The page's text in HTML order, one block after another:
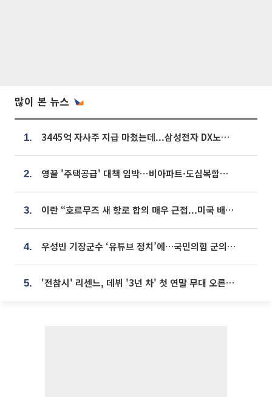
많이 본 뉴스
1. 3445억 자사주 지급 마쳤는데...삼성전자 DX노조, 뒤늦은 '떼쓰기 집회'
2. 영끌 '주택공급' 대책 임박⋯비아파트·도심복합까지 총동원
3. 이란 “호르무즈 새 항로 합의 매우 근접...미국 배상 먼저”
4. 우성빈 기장군수 ‘유튜브 정치’에…국민의힘 군의원들 집단 반발
5. '전참시' 리센느, 데뷔 '3년 차' 첫 연말 무대 오른다⋯"그동안 섭외 안 와"